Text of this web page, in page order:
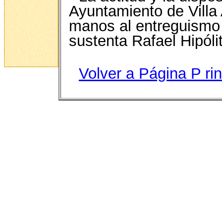
Ayuntamiento de
manos al
sustenta Rafael
Volver a Página P